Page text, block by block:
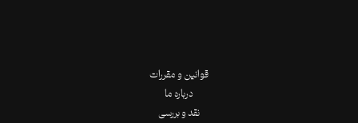
قوانین و مقررات
درباره ما
نقد و بررسی